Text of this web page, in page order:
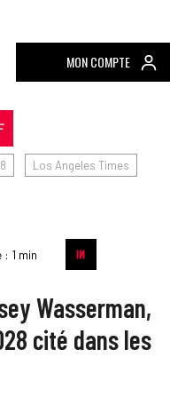
MON COMPTE
Los Angeles Times
1 min
Wasserman,
cité dans les